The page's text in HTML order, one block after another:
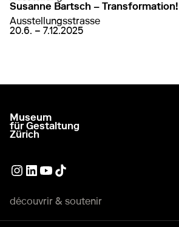
Susanne Bartsch – Transformation!
Ausstellungsstrasse
von20. Juni 2025
20.6. – 7.12.2025
aller à la page d'accueil
Museum
für Gestaltung
Zürich
Lien externe
Lien externe
Lien externe
Lien externe
découvrir & soutenir